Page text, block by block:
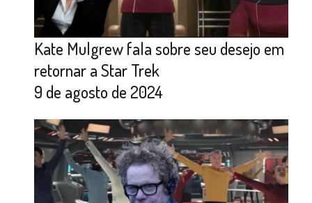
Kate Mulgrew fala sobre seu desejo em
retornar a Star Trek
9 de agosto de 2024